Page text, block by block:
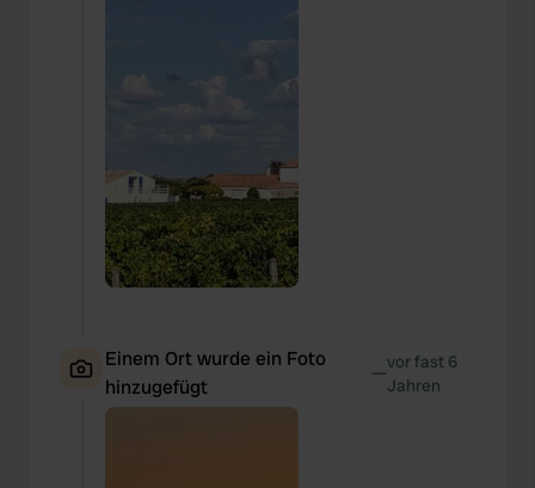
Einem Ort wurde ein Foto
hinzugefügt
—vor fast 6
Jahren